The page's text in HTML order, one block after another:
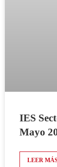
IES
Mayo
LEER